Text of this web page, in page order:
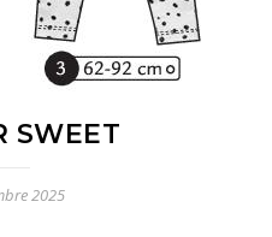
SWEET
2025